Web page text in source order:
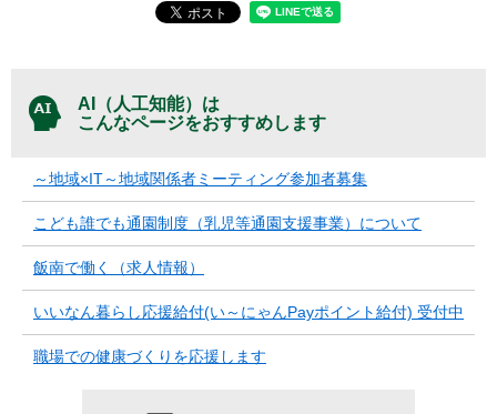
AI（人工知能）は
こんなページをおすすめします
～地域×IT～地域関係者ミーティング参加者募集
こども誰でも通園制度（乳児等通園支援事業）について
飯南で働く（求人情報）
いいなん暮らし応援給付(い～にゃんPayポイント給付) 受付中
職場での健康づくりを応援します